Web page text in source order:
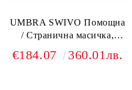
UMBRA SWIVO Помощна
/ Странична масичка,
€184.07 360.01лв.